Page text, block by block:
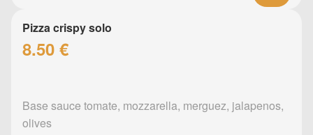
Pizza crispy solo
8.50 €
Base sauce tomate, mozzarella, merguez, jalapenos,
olives